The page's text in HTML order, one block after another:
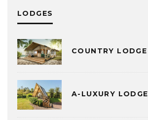
LODGES
COUNTRY LODGE
A-LUXURY LODGE